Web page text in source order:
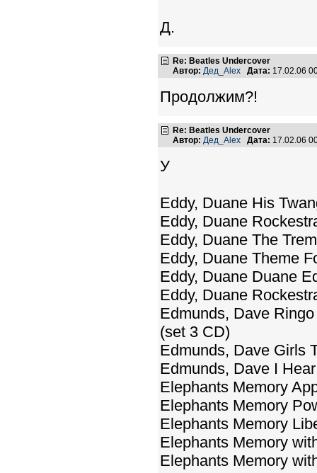
Д.
Re: Beatles Undercover
Автор: Дед_Alex Дата: 17.02.06
Продолжим?!
Re: Beatles Undercover
Автор: Дед_Alex Дата: 17.02.06
У
Eddy, Duane His
Eddy, Duane
Eddy, Duane The
Eddy, Duane Theme
Eddy, Duane Duane
Eddy, Duane
Edmunds, Dave
(set 3 CD)
Edmunds, Dave Girls
Edmunds, Dave I
Elephants Memory
Elephants Memory
Elephants Memory
Elephants Memory
Elephants Memory